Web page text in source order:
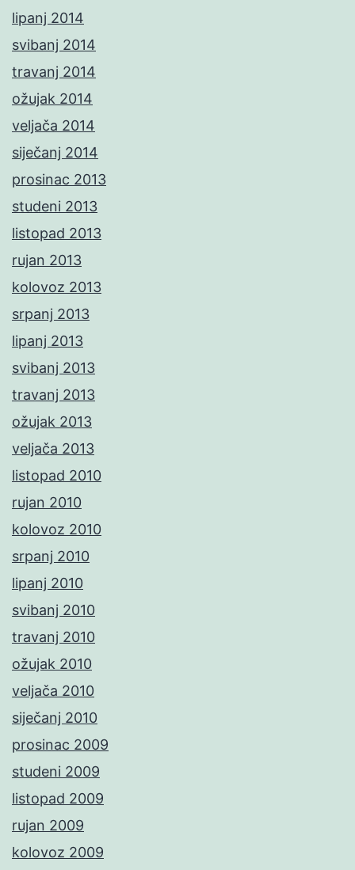
lipanj 2014
svibanj 2014
travanj 2014
ožujak 2014
veljača 2014
siječanj 2014
prosinac 2013
studeni 2013
listopad 2013
rujan 2013
kolovoz 2013
srpanj 2013
lipanj 2013
svibanj 2013
travanj 2013
ožujak 2013
veljača 2013
listopad 2010
rujan 2010
kolovoz 2010
srpanj 2010
lipanj 2010
svibanj 2010
travanj 2010
ožujak 2010
veljača 2010
siječanj 2010
prosinac 2009
studeni 2009
listopad 2009
rujan 2009
kolovoz 2009